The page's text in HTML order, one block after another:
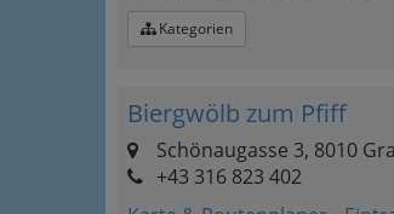
Kategorien
Biergwölb zum Pfiff
Schönaugasse 3, 8010
+43 316 823 402